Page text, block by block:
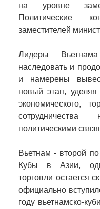
на уровне
Политические
заместителей
Лидеры
наследовать и
и намерены
новый этап,
экономического,
политическими
Вьетнам - второй
Кубы в Азии,
торговли остается
официально
году вьетнамско-